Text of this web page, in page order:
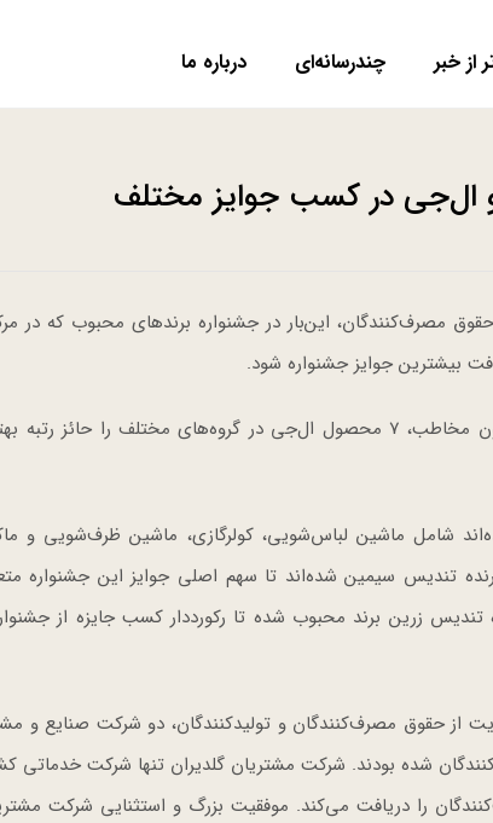
از خبر چندرسانه‌ای درباره ما
ال‌جی در کسب جوایز مختلف
مصرف‌کنندگان، این‌بار در جشنواره برند‌های محبوب که در
بیشترین جوایز جشنواره شود.
جشنواره برندهای محبوب در نظرسنجی بیش از یک میلیون مخاطب، 7 محصول ال‌جی در گروه‌های مختلف
شامل ماشین لباس‌شویی، کولرگازی، ماشین ظرف‌شویی و
تندیس سیمین شده‌اند تا سهم اصلی جوایز این جشنواره
زرین برند محبوب شده تا رکورددار کسب جایزه از
از حقوق مصرف‌کنندگان و تولیدکنندگان، دو شرکت صنایع و
شده ‌بودند. شرکت مشتریان گلدیران تنها شرکت خدماتی
را دریافت می‌کند. موفقیت بزرگ و استثنایی شرکت